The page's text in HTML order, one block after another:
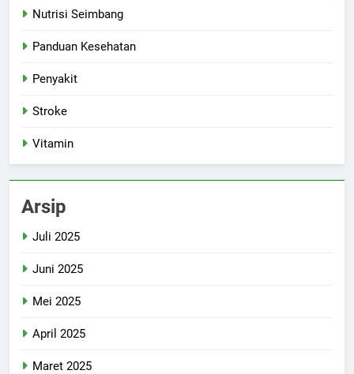
Nutrisi Seimbang
Panduan Kesehatan
Penyakit
Stroke
Vitamin
Arsip
Juli 2025
Juni 2025
Mei 2025
April 2025
Maret 2025